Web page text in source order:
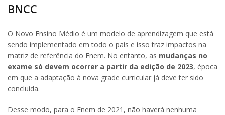
BNCC
O Novo Ensino Médio é um modelo de aprendizagem que está
sendo implementado em todo o país e isso traz impactos na
matriz de referência do Enem. No entanto, as mudanças no
exame só devem ocorrer a partir da edição de 2023, época
em que a adaptação à nova grade curricular já deve ter sido
concluída.
Desse modo, para o Enem de 2021, não haverá nenhuma